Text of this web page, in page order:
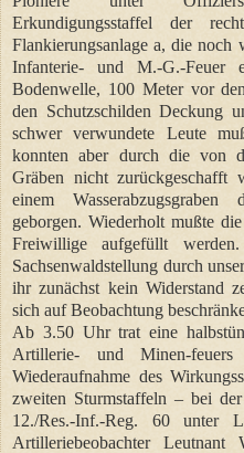
Erkundigungsstaffel der
Flankierungsanlage a, die noch
Infanterie- und M.-G.-Feuer
Bodenwelle, 100 Meter vor
den Schutzschilden Deckung
schwer verwundete Leute
konnten aber durch die von
Gräben nicht
einem
geborgen. Wiederholt mußte
Freiwillige aufgefüllt
Sachsenwaldstellung durch
ihr zunächst kein Widerstand
sich auf Beobachtung
Ab 3.50 Uhr trat eine
Artillerie- und Minen-
Wiederaufnahme des
zweiten Sturmstaffeln – bei
12./Res.-Inf.-Reg. 60 unter
Artilleriebeobachter Leutnant